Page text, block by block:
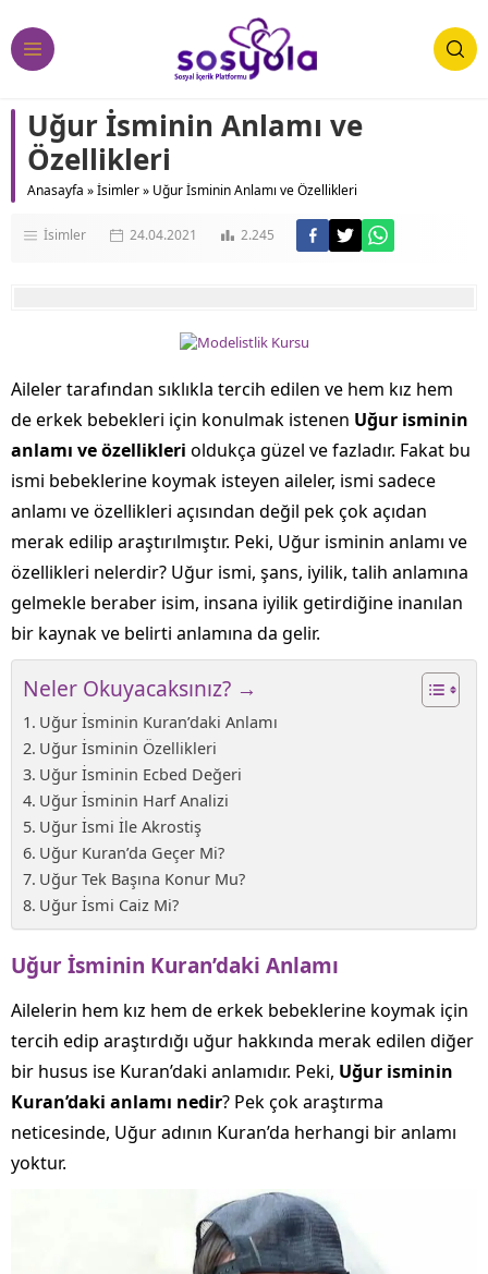
Uğur İsminin Anlamı ve
Özellikleri
Anasayfa »İsimler» Uğur İsminin Anlamı ve Özellikleri
İsimler 24.04.2021 2.245
Aileler tarafından sıklıkla tercih edilen ve hem kız hem
de erkek bebekleri için konulmak istenen Uğur isminin
anlamı ve özellikleri oldukça güzel ve fazladır. Fakat bu
ismi bebeklerine koymak isteyen aileler, ismi sadece
anlamı ve özellikleri açısından değil pek çok açıdan
merak edilip araştırılmıştır. Peki, Uğur isminin anlamı ve
özellikleri nelerdir? Uğur ismi, şans, iyilik, talih anlamına
gelmekle beraber isim, insana iyilik getirdiğine inanılan
bir kaynak ve belirti anlamına da gelir.
Neler Okuyacaksınız? →
Uğur İsminin Kuran’daki Anlamı
Uğur İsminin Özellikleri
Uğur İsminin Ecbed Değeri
Uğur İsminin Harf Analizi
Uğur İsmi İle Akrostiş
Uğur Kuran’da Geçer Mi?
Uğur Tek Başına Konur Mu?
Uğur İsmi Caiz Mi?
Uğur İsminin Kuran’daki Anlamı
Ailelerin hem kız hem de erkek bebeklerine koymak için
tercih edip araştırdığı uğur hakkında merak edilen diğer
bir husus ise Kuran’daki anlamıdır. Peki, Uğur isminin
Kuran’daki anlamı nedir? Pek çok araştırma
neticesinde, Uğur adının Kuran’da herhangi bir anlamı
yoktur.